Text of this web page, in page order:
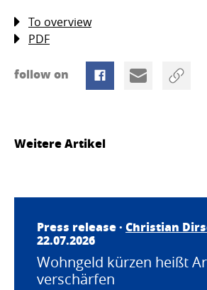
To overview
PDF
follow on
Weitere Artikel
Press release · Christian
22.07.2026
Wohngeld kürzen heißt
verschärfen